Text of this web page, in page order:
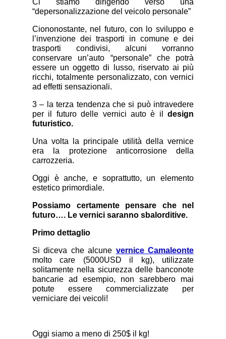
Ci stiamo dirigendo verso una
“depersonalizzazione del veicolo personale”
Ciononostante, nel futuro, con lo sviluppo e
l’invenzione dei trasporti in comune e dei
trasporti condivisi, alcuni vorranno
conservare un’auto “personale” che potrà
essere un oggetto di lusso, riservato ai più
ricchi, totalmente personalizzato, con vernici
ad effetti sensazionali.
3 – la terza tendenza che si può intravedere
per il futuro delle vernici auto è il design
futuristico.
Una volta la principale utilità della vernice
era la protezione anticorrosione della
carrozzeria.
Oggi è anche, e soprattutto, un elemento
estetico primordiale.
Possiamo certamente pensare che nel
futuro…. Le vernici saranno sbalorditive.
Primo dettaglio
Si diceva che alcune vernice Camaleonte
molto care (5000USD il kg), utilizzate
solitamente nella sicurezza delle banconote
bancarie ad esempio, non sarebbero mai
potute essere commercializzate per
verniciare dei veicoli!
Oggi siamo a meno di 250$ il kg!